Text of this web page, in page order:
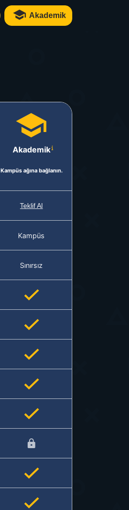
Akademik
Akademik
Kampüs ağına bağlanın.
Teklif Al
Kampüs
Sınırsız